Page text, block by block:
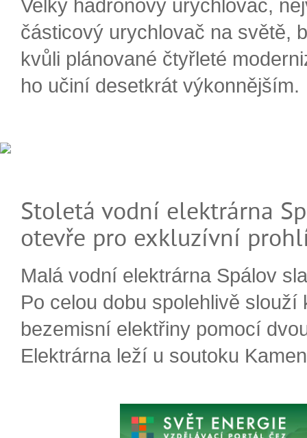
Velký hadronový urychlovač,
částicový urychlovač na světě,
kvůli plánované čtyřleté
ho učiní desetkrát výkonnějším.
Stoletá vodní elektrárna
otevře pro exkluzívní
Malá vodní elektrárna Spálov
Po celou dobu spolehlivě slouží
bezemisní elektřiny pomocí
Elektrárna leží u soutoku